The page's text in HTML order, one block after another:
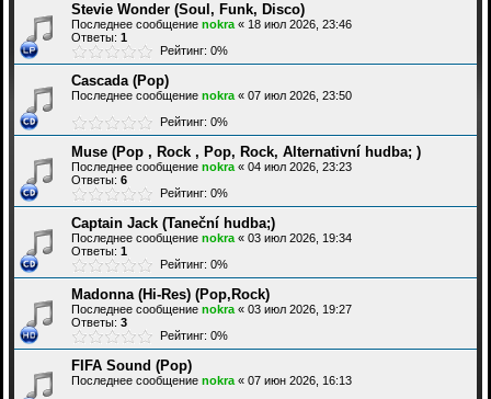
Stevie Wonder (Soul, Funk, Disco)
Последнее сообщение nokra « 18 июл 2026, 23:46
Ответы: 1
Рейтинг: 0%
Cascada (Pop)
Последнее сообщение nokra « 07 июл 2026, 23:50
Рейтинг: 0%
Muse (Pop , Rock , Pop, Rock, Alternativní hudba; )
Последнее сообщение nokra « 04 июл 2026, 23:23
Ответы: 6
Рейтинг: 0%
Captain Jack (Taneční hudba;)
Последнее сообщение nokra « 03 июл 2026, 19:34
Ответы: 1
Рейтинг: 0%
Madonna (Hi-Res) (Pop,Rock)
Последнее сообщение nokra « 03 июл 2026, 19:27
Ответы: 3
Рейтинг: 0%
FIFA Sound (Pop)
Последнее сообщение nokra « 07 июн 2026, 16:13